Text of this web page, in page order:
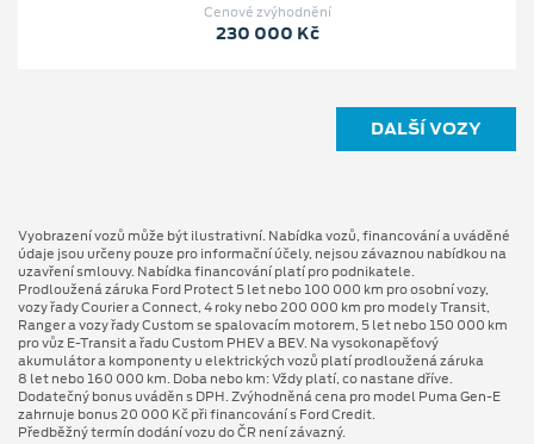
Cenové zvýhodnění
230 000 Kč
DALŠÍ VOZY
Vyobrazení vozů může být ilustrativní. Nabídka vozů, financování a uváděné
údaje jsou určeny pouze pro informační účely, nejsou závaznou nabídkou na
uzavření smlouvy. Nabídka financování platí pro podnikatele.
Prodloužená záruka Ford Protect 5 let nebo 100 000 km pro osobní vozy,
vozy řady Courier a Connect, 4 roky nebo 200 000 km pro modely Transit,
Ranger a vozy řady Custom se spalovacím motorem, 5 let nebo 150 000 km
pro vůz E-Transit a řadu Custom PHEV a BEV. Na vysokonapěťový
akumulátor a komponenty u elektrických vozů platí prodloužená záruka
8 let nebo 160 000 km. Doba nebo km: Vždy platí, co nastane dříve.
Dodatečný bonus uváděn s DPH. Zvýhodněná cena pro model Puma Gen⁠-⁠E
zahrnuje bonus 20 000 Kč při financování s Ford Credit.
Předběžný termín dodání vozu do ČR není závazný.